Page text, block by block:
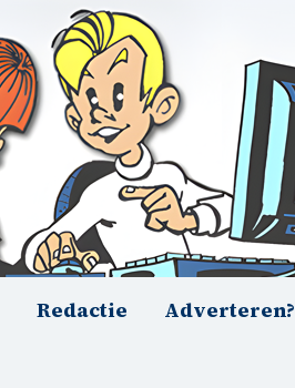
Redactie Adverteren?